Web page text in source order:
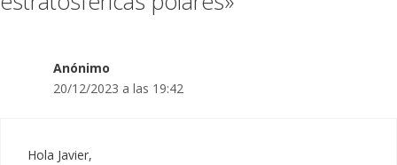
Anónimo
20/12/2023 a las 19:42
Hola Javier,